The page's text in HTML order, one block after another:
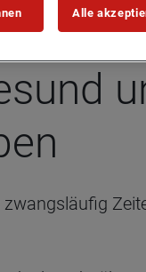
Alle